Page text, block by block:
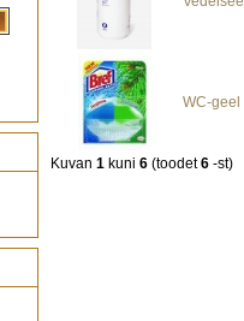
WC-geel
Kuvan 1 kuni 6 (toodet6 -st)